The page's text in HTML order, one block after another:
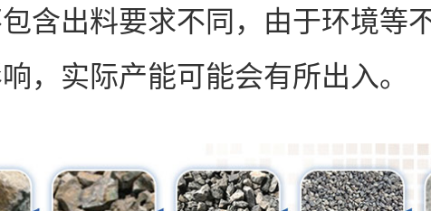
含出料要求不同，由于环境等
，实际产能可能会有所出入。